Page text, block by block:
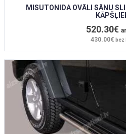
MISUTONIDA OVĀLI SĀNU
520.30€
430.00€ bez